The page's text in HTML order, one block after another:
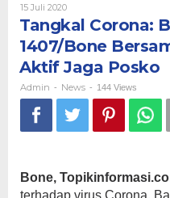
1407/Bone
Tim
Relawan,
Posko
15 Juli 2020Oleh
Admin
Tangkal Corona:
1407/Bone
Aktif Jaga Posko
Admin - News - 144 Views
Bone,